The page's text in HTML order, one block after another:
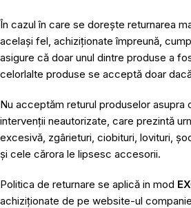
În cazul în care se dorește returnarea
același fel, achiziționate împreună,
asigure că doar unul dintre produse a
celorlalte produse se acceptă doar
Nu acceptăm returul produselor
intervenții neautorizate, care prezintă
excesivă, zgârieturi, ciobituri, lovituri,
și cele cărora le lipsesc accesorii.
Politica de returnare se aplică in mod
achiziționate de pe website-ul